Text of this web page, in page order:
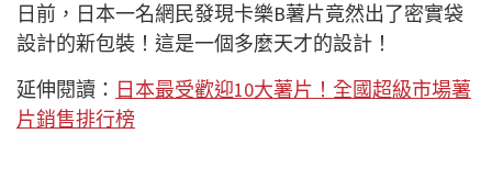
日前，日本一名網民發現卡樂B薯片竟然出了密實袋
設計的新包裝！這是一個多麼天才的設計！
延伸閱讀： 日本最受歡迎10大薯片！全國超級市場薯
片銷售排行榜